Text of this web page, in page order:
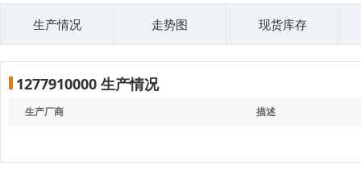
生产情况 走势图 现货库存
1277910000 生产情况
生产厂商 描述